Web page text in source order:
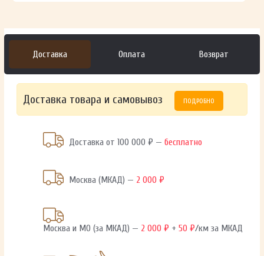
Доставка Оплата Возврат
Доставка товара и самовывоз ПОДРОБНО
Доставка от 100 000 ₽ —бесплатно
Москва (МКАД) — 2 000 ₽
Москва и МО (за МКАД) — 2 000 ₽ +50 ₽/км за МКАД